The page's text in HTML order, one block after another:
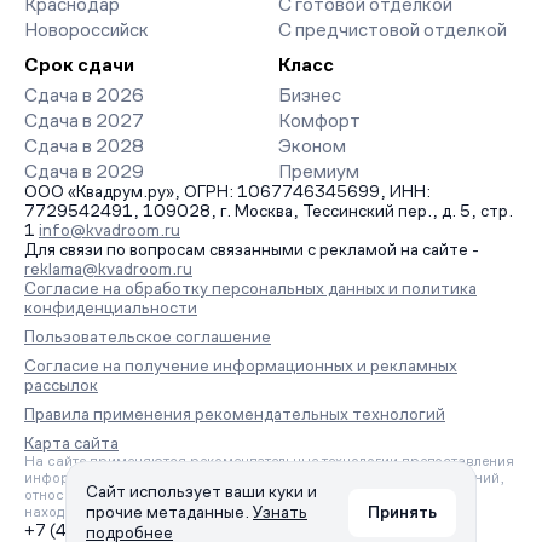
Краснодар
Новороссийск
С готовой отделкой
С предчистовой отделкой
Срок сдачи
Сдача в 2026
Сдача в 2027
Сдача в 2028
Сдача в 2029
Класс
Бизнес
Комфорт
Эконом
Премиум
ООО «Квадрум.ру», ОГРН: 1067746345699, ИНН:
7729542491, 109028, г. Москва, Тессинский пер., д. 5, стр.
1 info@kvadroom.ru
Для связи по вопросам связанными с рекламой на сайте -
reklama@kvadroom.ru
Согласие на обработку персональных данных и политика
конфиденциальности
Пользовательское соглашение
Согласие на получение информационных и рекламных
рассылок
Правила применения рекомендательных технологий
Карта сайта
На сайте применяются рекомендательные технологии предоставления
информации на основе сбора, систематизации и анализа сведений,
относящихся к предпочтениям пользователей сети «Интернет»,
находящихся на территории Российской Федерации.
+7 (495) 157-88-80
Сайт использует ваши куки и
прочие метаданные. Узнать
подробнее
Принять